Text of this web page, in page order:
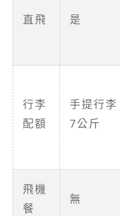
直飛 是
行李
配額
手提行李
7公斤
飛機
餐
無